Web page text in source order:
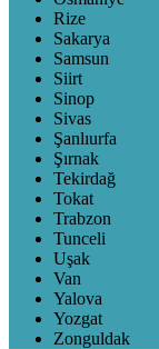
Rize
Sakarya
Samsun
Siirt
Sinop
Sivas
Şanlıurfa
Şırnak
Tekirdağ
Tokat
Trabzon
Tunceli
Uşak
Van
Yalova
Yozgat
Zonguldak